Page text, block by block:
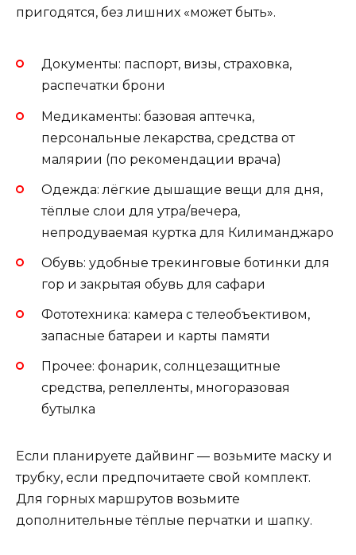
пригодятся, без лишних «может быть».
Документы: паспорт, визы, страховка,
распечатки брони
Медикаменты: базовая аптечка,
персональные лекарства, средства от
малярии (по рекомендации врача)
Одежда: лёгкие дышащие вещи для дня,
тёплые слои для утра/вечера,
непродуваемая куртка для Килиманджаро
Обувь: удобные трекинговые ботинки для
гор и закрытая обувь для сафари
Фототехника: камера с телеобъективом,
запасные батареи и карты памяти
Прочее: фонарик, солнцезащитные
средства, репелленты, многоразовая
бутылка
Если планируете дайвинг — возьмите маску и
трубку, если предпочитаете свой комплект.
Для горных маршрутов возьмите
дополнительные тёплые перчатки и шапку.